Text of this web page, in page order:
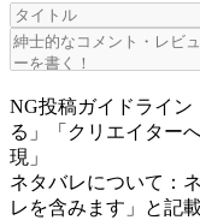
NG投稿ガイドライン
る」「クリエイター
現」
ネタバレについて：
レを含みます」と記